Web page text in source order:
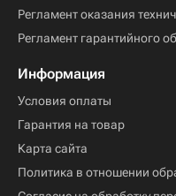
Регламент оказания
Регламент гарантийного
Информация
Условия оплаты
Гарантия на товар
Карта сайта
Политика в отношении